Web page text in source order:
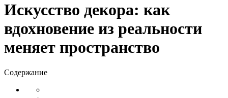
Искусство декора: как
вдохновение из реальности
меняет пространство
Содержание